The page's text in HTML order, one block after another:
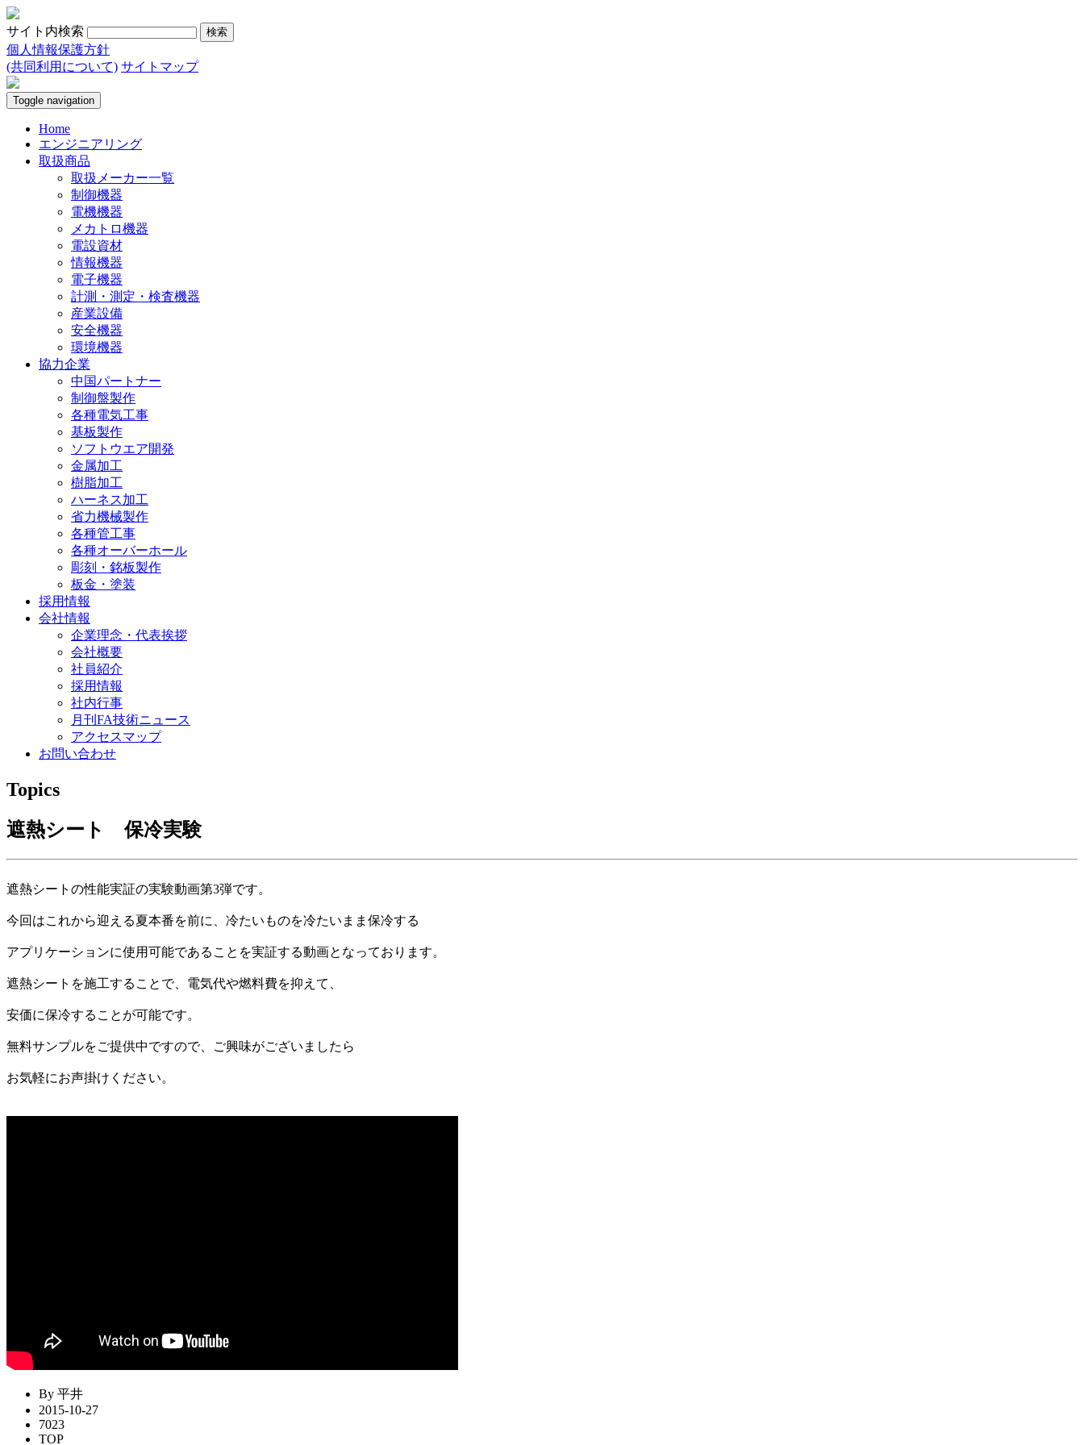
サイト内検索
個人情報保護方針
(共同利用について) サイトマップ
Toggle navigation
Home
エンジニアリング
取扱商品
取扱メーカー一覧
制御機器
電機機器
メカトロ機器
電設資材
情報機器
電子機器
計測・測定・検査機器
産業設備
安全機器
環境機器
協力企業
中国パートナー
制御盤製作
各種電気工事
基板製作
ソフトウエア開発
金属加工
樹脂加工
ハーネス加工
省力機械製作
各種管工事
各種オーバーホール
彫刻・銘板製作
板金・塗装
採用情報
会社情報
企業理念・代表挨拶
会社概要
社員紹介
採用情報
社内行事
月刊FA技術ニュース
アクセスマップ
お問い合わせ
Topics
遮熱シート 保冷実験
遮熱シートの性能実証の実験動画第3弾です。
今回はこれから迎える夏本番を前に、冷たいものを冷たいまま保冷する
アプリケーションに使用可能であることを実証する動画となっております。
遮熱シートを施工することで、電気代や燃料費を抑えて、
安価に保冷することが可能です。
無料サンプルをご提供中ですので、ご興味がございましたら
お気軽にお声掛けください。
By 平井
2015-10-27
7023
TOP